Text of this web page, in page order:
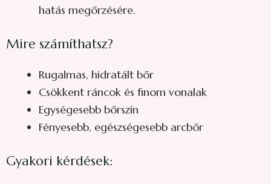
hatás megőrzésére.
Mire számíthatsz?
Rugalmas, hidratált bőr
Csökkent ráncok és finom vonalak
Egységesebb bőrszín
Fényesebb, egészségesebb arcbőr
Gyakori kérdések: